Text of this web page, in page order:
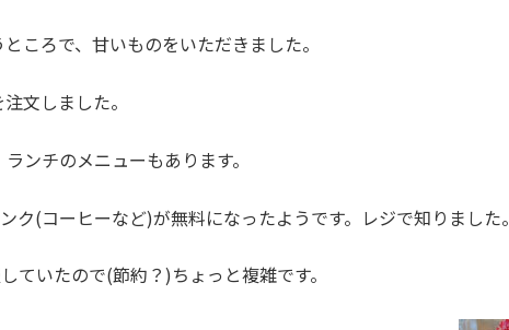
ころで、甘いものをいただきました。
文しました。
ンチのメニューもあります。
ク(コーヒーなど)が無料になったようです。レジで知りました。
ていたので(節約？)ちょっと複雑です。